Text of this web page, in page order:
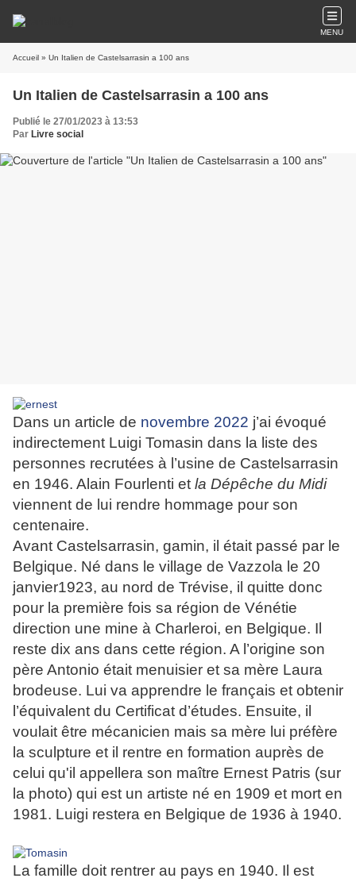
MENU
Accueil » Un Italien de Castelsarrasin a 100 ans
Un Italien de Castelsarrasin a 100 ans
Publié le 27/01/2023 à 13:53
Par Livre social
Dans un article de novembre 2022 j’ai évoqué
indirectement Luigi Tomasin dans la liste des
personnes recrutées à l’usine de Castelsarrasin
en 1946. Alain Fourlenti et la Dépêche du Midi
viennent de lui rendre hommage pour son
centenaire.
Avant Castelsarrasin, gamin, il était passé par le
Belgique. Né dans le village de Vazzola le 20
janvier1923, au nord de Trévise, il quitte donc
pour la première fois sa région de Vénétie
direction une mine à Charleroi, en Belgique. Il
reste dix ans dans cette région. A l’origine son
père Antonio était menuisier et sa mère Laura
brodeuse. Lui va apprendre le français et obtenir
l’équivalent du Certificat d’études. Ensuite, il
voulait être mécanicien mais sa mère lui préfère
la sculpture et il rentre en formation auprès de
celui qu'il appellera son maître Ernest Patris (sur
la photo) qui est un artiste né en 1909 et mort en
1981. Luigi restera en Belgique de 1936 à 1940.
La famille doit rentrer au pays en 1940. Il est